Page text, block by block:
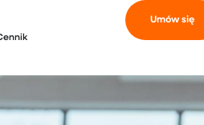
Umów się